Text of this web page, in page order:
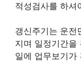
적성검사를 하셔
갱신주기는 운전
지며 일정기간을
일에 업무보기가